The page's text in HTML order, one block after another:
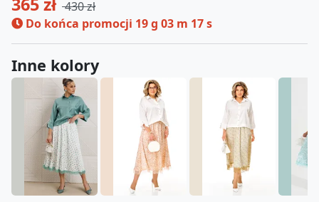
430 zł
Do końca promocji 19 g 03 m 16 s
Inne kolory